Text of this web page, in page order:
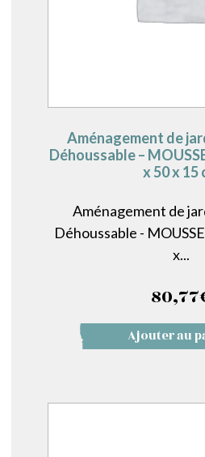
Aménagement de
Déhoussable –
x 50 x 15
Aménagement de
Déhoussable -
x...
80,77
Ajouter au